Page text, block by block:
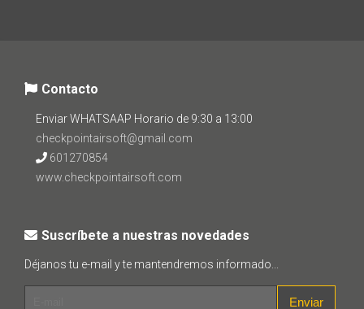
Contacto
Enviar WHATSAAP Horario de 9:30 a 13:00
checkpointairsoft@gmail.com
601270854
www.checkpointairsoft.com
Suscríbete a nuestras novedades
Déjanos tu e-mail y te mantendremos informado...
Enviar